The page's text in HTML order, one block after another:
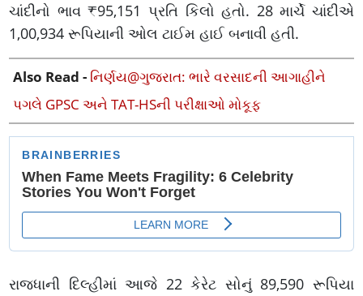
ચાંદીનો ભાવ ₹95,151 પ્રતિ કિલો હતો. 28 માર્ચે ચાંદીએ
1,00,934 રૂપિયાની ઓલ ટાઈમ હાઈ બનાવી હતી.
Also Read - નિર્ણય@ગુજરાત: ભારે વરસાદની આગાહીને
પગલે GPSC અને TAT-HSની પરીક્ષાઓ મોકૂફ
રાજધાની દિલ્હીમાં આજે 22 કેરેટ સોનું 89,590 રૂપિયા